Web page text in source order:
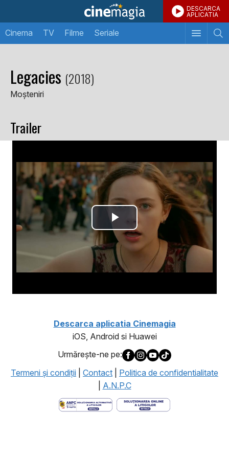
DESCARCA
APLICATIA
Cinema TV Filme Seriale
Legacies (2018)
Moșteniri
Trailer
Descarca aplicatia Cinemagia
iOS, Android si Huawei
Urmăreşte-ne pe:
Termeni şi condiţii
Contact
Politica de confidentialitate
A.N.P.C